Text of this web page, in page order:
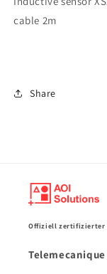
cable 2m
Share
Offiziell zertifizierter
Telemecanique